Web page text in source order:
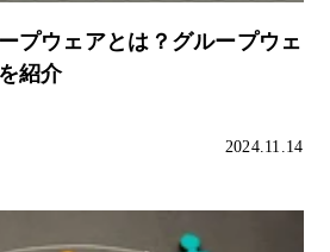
プウェアとは？グループウェ
紹介
2024.11.14